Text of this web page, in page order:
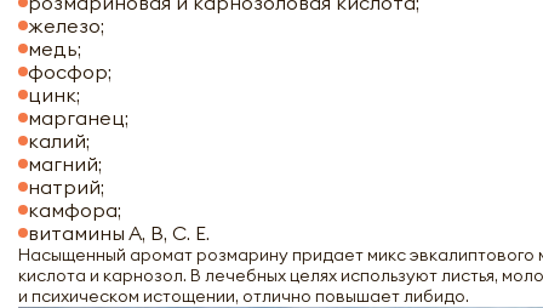
железо;
медь;
фосфор;
цинк;
марганец;
калий;
магний;
натрий;
камфора;
витамины А, В, С. Е.
Насыщенный аромат розмарину придает микс
кислота и карнозол. В лечебных целях используют листья,
и психическом истощении, отлично повышает либидо.